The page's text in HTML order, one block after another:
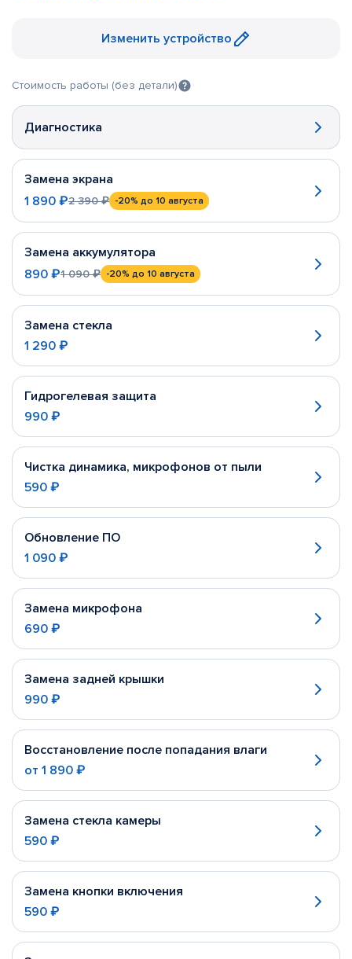
Изменить устройство
Стоимость работы (без детали)
Диагностика
Замена экрана
1 890 ₽2 390 ₽ -20% до 10 августа
Замена аккумулятора
890 ₽1 090 ₽ -20% до 10 августа
Замена стекла
1 290 ₽
Гидрогелевая защита
990 ₽
Чистка динамика, микрофонов от пыли
590 ₽
Обновление ПО
1 090 ₽
Замена микрофона
690 ₽
Замена задней крышки
990 ₽
Восстановление после попадания влаги
от 1 890 ₽
Замена стекла камеры
590 ₽
Замена кнопки включения
590 ₽